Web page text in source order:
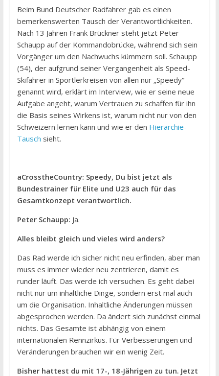
Beim Bund Deutscher Radfahrer gab es einen
bemerkenswerten Tausch der Verantwortlichkeiten.
Nach 13 Jahren Frank Brückner steht jetzt Peter
Schaupp auf der Kommandobrücke, während sich sein
Vorgänger um den Nachwuchs kümmern soll. Schaupp
(54), der aufgrund seiner Vergangenheit als Speed-
Skifahrer in Sportlerkreisen von allen nur „Speedy“
genannt wird, erklärt im Interview, wie er seine neue
Aufgabe angeht, warum Vertrauen zu schaffen für ihn
die Basis seines Wirkens ist, warum nicht nur von den
Schweizern lernen kann und wie er den Hierarchie-
Tausch sieht.
aCrosstheCountry: Speedy, Du bist jetzt als
Bundestrainer für Elite und U23 auch für das
Gesamtkonzept verantwortlich.
Peter Schaupp: Ja.
Alles bleibt gleich und vieles wird anders?
Das Rad werde ich sicher nicht neu erfinden, aber man
muss es immer wieder neu zentrieren, damit es
runder läuft. Das werde ich versuchen. Es geht dabei
nicht nur um inhaltliche Dinge, sondern erst mal auch
um die Organisation. Inhaltliche Änderungen müssen
abgesprochen werden. Da ändert sich zunächst einmal
nichts. Das Gesamte ist abhängig von einem
internationalen Rennzirkus. Für Verbesserungen und
Veränderungen brauchen wir ein wenig Zeit.
Bisher hattest du mit 17-, 18-Jährigen zu tun. Jetzt